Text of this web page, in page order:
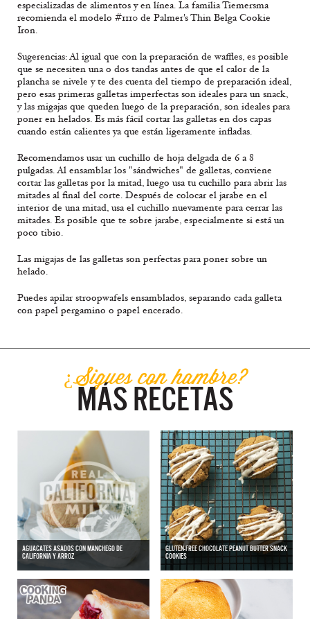
especializadas de alimentos y en línea. La familia Tiemersma
recomienda el modelo #1110 de Palmer's Thin Belga Cookie
Iron.
Sugerencias: Al igual que con la preparación de waffles, es posible
que se necesiten una o dos tandas antes de que el calor de la
plancha se nivele y te des cuenta del tiempo de preparación ideal,
pero esas primeras galletas imperfectas son ideales para un snack,
y las migajas que queden luego de la preparación, son ideales para
poner en helados. Es más fácil cortar las galletas en dos capas
cuando están calientes ya que están ligeramente infladas.
Recomendamos usar un cuchillo de hoja delgada de 6 a 8
pulgadas. Al ensamblar los "sándwiches" de galletas, conviene
cortar las galletas por la mitad, luego usa tu cuchillo para abrir las
mitades al final del corte. Después de colocar el jarabe en el
interior de una mitad, usa el cuchillo nuevamente para cerrar las
mitades. Es posible que te sobre jarabe, especialmente si está un
poco tibio.
Las migajas de las galletas son perfectas para poner sobre un
helado.
Puedes apilar stroopwafels ensamblados, separando cada galleta
con papel pergamino o papel encerado.
¿Sigues con hambre?
MÁS RECETAS
AGUACATES ASADOS CON MANCHEGO DE
CALIFORNIA Y ARROZ
GLUTEN-FREE CHOCOLATE PEANUT BUTTER SNACK
COOKIES